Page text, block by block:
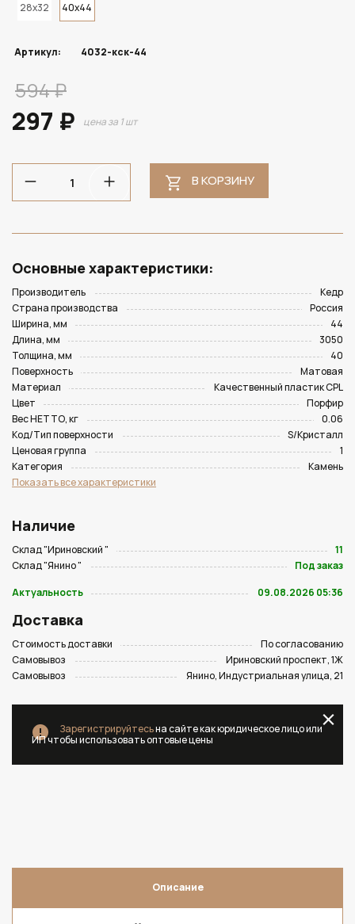
28x32 40x44
Артикул: 4032-кск-44
594 ₽
297 ₽ цена за 1 шт
В КОРЗИНУ
Основные характеристики:
Производитель
Кедр
Страна производства
Россия
Ширина, мм
44
Длина, мм
3050
Толщина, мм
40
Поверхность
Матовая
Материал
Качественный пластик CPL
Цвет
Порфир
Вес НЕТТО, кг
0.06
Код/Тип поверхности
S/Кристалл
Ценовая группа
1
Категория
Камень
Показать все характеристики
Наличие
Склад "Ириновский "
11
Склад "Янино "
Под заказ
Актуальность
09.08.2026 05:36
Доставка
Стоимость доставки
По согласованию
Самовывоз
Ириновский проспект, 1Ж
Самовывоз
Янино, Индустриальная улица, 21
Зарегистрируйтесьна сайте как юридическое лицо или
ИП чтобы использовать оптовые цены
Описание